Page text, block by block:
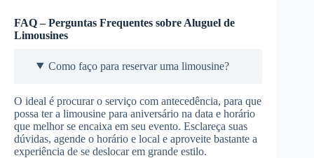
FAQ – Perguntas Frequentes sobre Aluguel de
Limousines
Como faço para reservar uma limousine?
O ideal é procurar o serviço com antecedência, para que
possa ter a limousine para aniversário na data e horário
que melhor se encaixa em seu evento. Esclareça suas
dúvidas, agende o horário e local e aproveite bastante a
experiência de se deslocar em grande estilo.